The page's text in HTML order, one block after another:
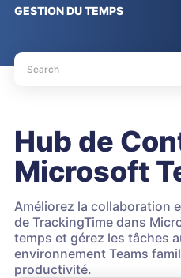
GESTION DU TEMPS
Hub de
Microsoft
Améliorez la collaboration
de TrackingTime dans
temps et gérez les tâches
environnement Teams
productivité.